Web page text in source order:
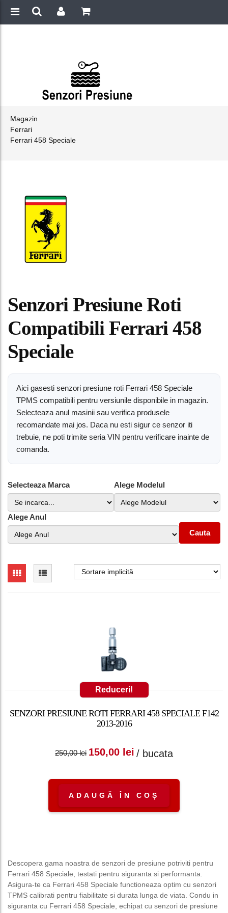
Magazin
Ferrari
Ferrari 458 Speciale
Senzori Presiune Roti
Compatibili Ferrari 458
Speciale
Aici gasesti senzori presiune roti Ferrari 458 Speciale
TPMS compatibili pentru versiunile disponibile in magazin.
Selecteaza anul masinii sau verifica produsele
recomandate mai jos. Daca nu esti sigur ce senzor iti
trebuie, ne poti trimite seria VIN pentru verificare inainte de
comanda.
Selecteaza Marca Alege Modelul
Alege Anul
Cauta
Reduceri!
SENZORI PRESIUNE ROTI FERRARI 458 SPECIALE F142
2013-2016
250,00lei
Prețul inițial a fost:
150,00 lei
Prețul curent
/ bucata
ADAUGĂ ÎN COȘ
Descopera gama noastra de senzori de presiune potriviti pentru
Ferrari 458 Speciale, testati pentru siguranta si performanta.
Asigura-te ca Ferrari 458 Speciale functioneaza optim cu senzori
TPMS calibrati pentru fiabilitate si durata lunga de viata. Condu in
siguranta cu Ferrari 458 Speciale, echipat cu senzori de presiune